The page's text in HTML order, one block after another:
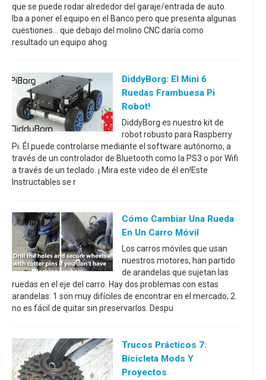
que se puede rodar alrededor del garaje/entrada de auto.
Iba a poner el equipo en el Banco pero que presenta algunas
cuestiones... que debajo del molino CNC daría como
resultado un equipo ahog
DiddyBorg: El Mini 6
Ruedas Frambuesa Pi
Robot!
DiddyBorg es nuestro kit de
robot robusto para Raspberry
Pi. Él puede controlarse mediante el software autónomo, a
través de un controlador de Bluetooth como la PS3 o por Wifi
a través de un teclado. ¡ Mira este video de él en!Este
Instructables se r
Cómo Cambiar Una Rueda
En Un Carro Móvil
Los carros móviles que usan
nuestros motores, han partido
de arandelas que sujetan las
ruedas en el eje del carro. Hay dos problemas con estas
arandelas: 1 son muy difíciles de encontrar en el mercado; 2.
no es fácil de quitar sin preservarlos. Despu
Trucos Prácticos 7:
Bicicleta Mods Y
Proyectos